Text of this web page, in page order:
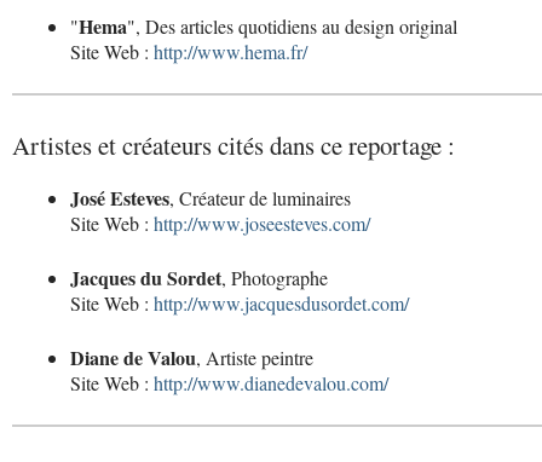
"Hema", Des articles quotidiens au design original
Site Web : http://www.hema.fr/
Artistes et créateurs cités dans ce reportage :
José Esteves, Créateur de luminaires
Site Web : http://www.joseesteves.com/
Jacques du Sordet, Photographe
Site Web : http://www.jacquesdusordet.com/
Diane de Valou, Artiste peintre
Site Web : http://www.dianedevalou.com/